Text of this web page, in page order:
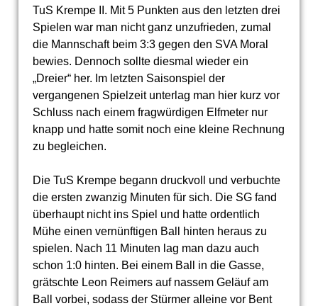
TuS Krempe II. Mit 5 Punkten aus den letzten drei
Spielen war man nicht ganz unzufrieden, zumal
die Mannschaft beim 3:3 gegen den SVA Moral
bewies. Dennoch sollte diesmal wieder ein
„Dreier“ her. Im letzten Saisonspiel der
vergangenen Spielzeit unterlag man hier kurz vor
Schluss nach einem fragwürdigen Elfmeter nur
knapp und hatte somit noch eine kleine Rechnung
zu begleichen.
Die TuS Krempe begann druckvoll und verbuchte
die ersten zwanzig Minuten für sich. Die SG fand
überhaupt nicht ins Spiel und hatte ordentlich
Mühe einen vernünftigen Ball hinten heraus zu
spielen. Nach 11 Minuten lag man dazu auch
schon 1:0 hinten. Bei einem Ball in die Gasse,
grätschte Leon Reimers auf nassem Geläuf am
Ball vorbei, sodass der Stürmer alleine vor Bent